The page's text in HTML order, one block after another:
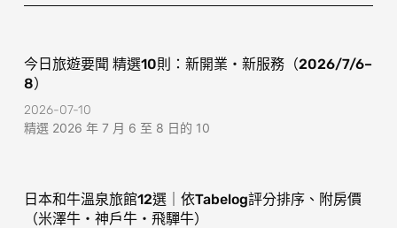
-
m
今日旅遊要聞 精選10則：新開業・新服務（2026/7/6–
8）
2026-07-10
精選 2026 年 7 月 6 至 8 日的 10
日本和牛溫泉旅館12選｜依Tabelog評分排序、附房價
（米澤牛・神戶牛・飛驒牛）